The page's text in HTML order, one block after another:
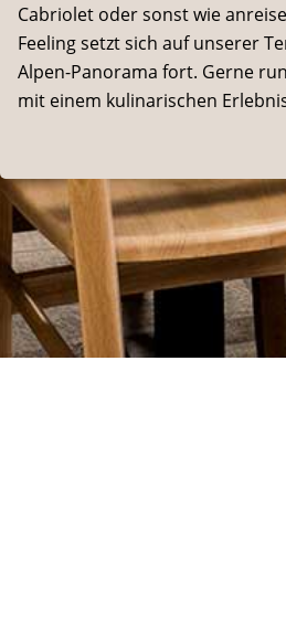
Cabriolet oder sonst wie
Feeling setzt sich auf unserer
Alpen-Panorama fort. Gerne
mit einem kulinarischen